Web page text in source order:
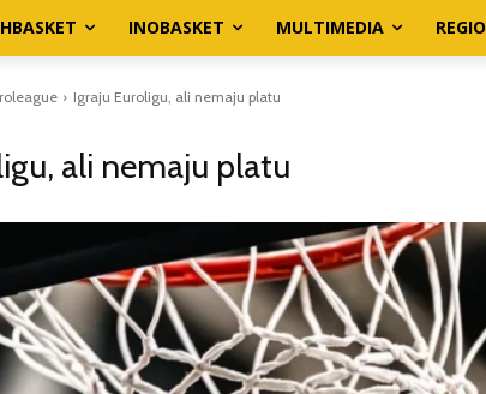
INOBASKET MULTIMEDIA
Igraju Euroligu, ali nemaju platu
ali nemaju platu